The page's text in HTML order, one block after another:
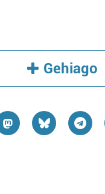
Gehiago